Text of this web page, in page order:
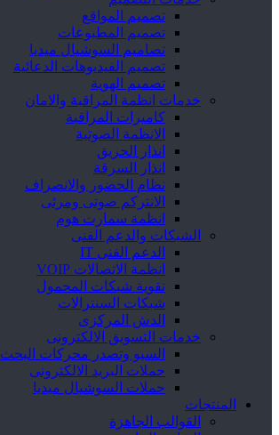
تصميم المواقع
تصميم المطبوعات
تصاميم السوشيال ميديا
تصميم الفيديوهات الدعائية
تصميم الهوية
خدمات انظمة المراقبة والامان
كاميرات المراقبة
الانظمة الصوتية
انذار الحريق
انذار السرقة
نظام الحضور والانصراف
الانتركم صوتى ومرئى
انظمة سمارت هوم
الشبكات والدعم الفنى
الدعم الفنى IT
انظمة الاتصالات VOIP
تقوية شبكات المحمول
شبكات السنترالات
الدش المركزى
خدمات التسويق الالكترونى
السيو وتصدر محركات البحث
حملات البريد الالكترونى
حملات السوشيال ميديا
المنتجات
القوالب الجاهزة